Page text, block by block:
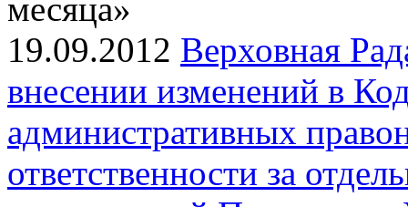
месяца»
19.09.2012 Верховная
внесении изменений в
административных
ответственности за